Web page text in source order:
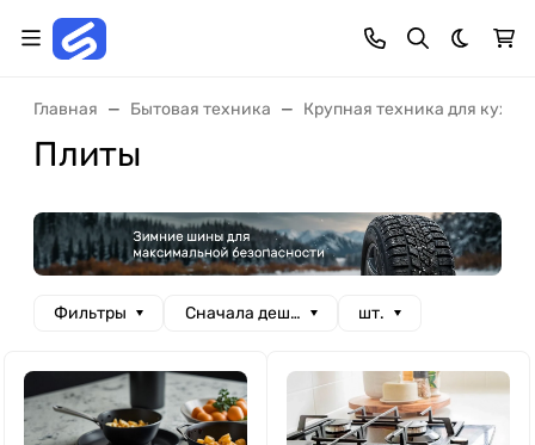
Темная
Главная Бытовая техника Крупная техника для кухни
Плиты
Фильтры Сначала дешевые шт.